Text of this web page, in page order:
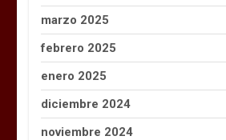
marzo 2025
febrero 2025
enero 2025
diciembre 2024
noviembre 2024